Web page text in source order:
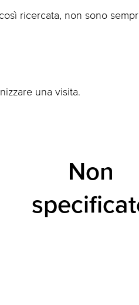
ricercata, non sono
una visita.
Non